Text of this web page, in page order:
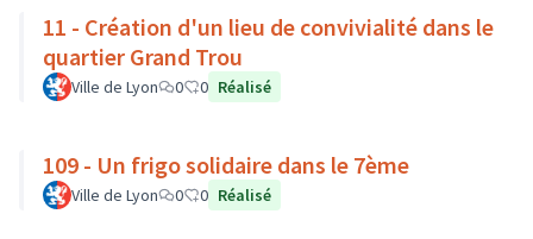
11 - Création d'un lieu de convivialité dans le
quartier Grand Trou
Ville de Lyon 0 0 Réalisé
109 - Un frigo solidaire dans le 7ème
Ville de Lyon 0 0 Réalisé